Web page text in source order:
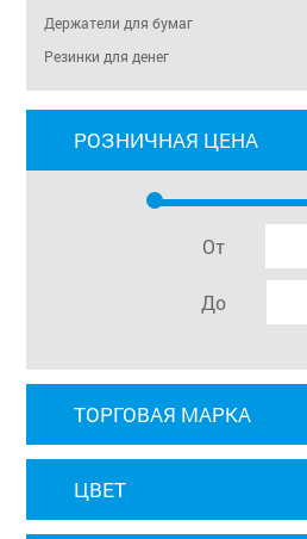
Держатели для бумаг
Резинки для денег
РОЗНИЧНАЯ ЦЕНА
От
До
ТОРГОВАЯ МАРКА
ЦВЕТ